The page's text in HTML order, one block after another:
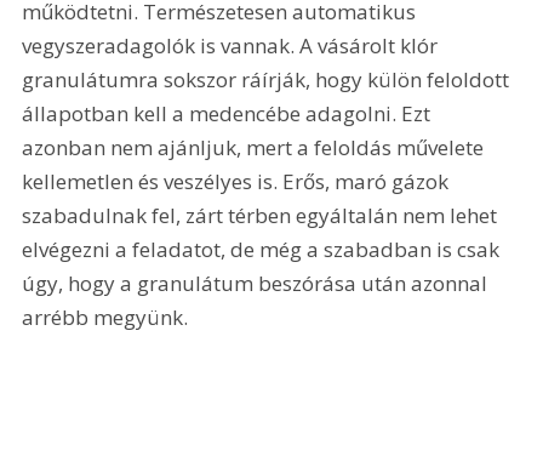
működtetni. Természetesen automatikus
vegyszeradagolók is vannak. A vásárolt klór
granulátumra sokszor ráírják, hogy külön feloldott
állapotban kell a medencébe adagolni. Ezt
azonban nem ajánljuk, mert a feloldás művelete
kellemetlen és veszélyes is. Erős, maró gázok
szabadulnak fel, zárt térben egyáltalán nem lehet
elvégezni a feladatot, de még a szabadban is csak
úgy, hogy a granulátum beszórása után azonnal
arrébb megyünk.